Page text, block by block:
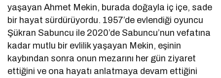
yaşayan Ahmet Mekin, burada doğayla iç içe, sade
bir hayat sürdürüyordu. 1957’de evlendiği oyuncu
Şükran Sabuncu ile 2020’de Sabuncu’nun vefatına
kadar mutlu bir evlilik yaşayan Mekin, eşinin
kaybından sonra onun mezarını her gün ziyaret
ettiğini ve ona hayatı anlatmaya devam ettiğini